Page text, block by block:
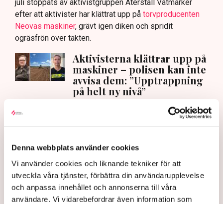
Denna webbplats använder cookies
Vi använder cookies och liknande tekniker för att
utveckla våra tjänster, förbättra din användarupplevelse
och anpassa innehållet och annonserna till våra
användare. Vi vidarebefordrar även information som
juli stoppats av aktivistgruppen Återställ Våtmarker
efter att aktivister har klättrat upp på torvproducenten
Neovas maskiner, grävt igen diken och spridit
ogräsfrön över täkten.
Aktivisterna klättrar upp på
maskiner – polisen kan inte
avvisa dem: ”Upptrappning
på helt ny nivå”
Näringsliv
AI-sammanfattning
Torvtäkten i Grimsås har stoppats av aktivister
sedan 28 juli.
Polisen kritiseras för bristande agerande vid
aktionerna.